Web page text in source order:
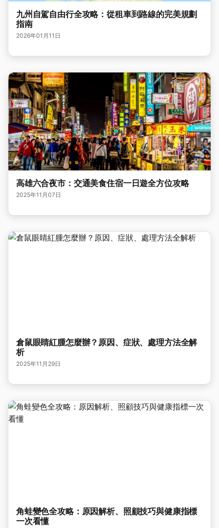
九州自駕自由行全攻略：從租車到路線的完美規劃
指南
2026年01月11日
高雄六合夜市：交通美食住宿一日遊全方位攻略
2025年11月07日
倉鼠眼睛紅腫怎麼辦？原因、症狀、處理方法全解
析
2025年11月29日
角蛙變色全攻略：原因解析、照顧技巧與健康指標
一次看懂